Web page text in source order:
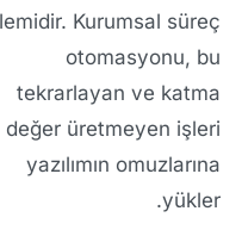
Kurumsal süreç
otomasyonu, bu
tekrarlayan ve katma
değer üretmeyen işleri
yazılımın omuzlarına
yükler.